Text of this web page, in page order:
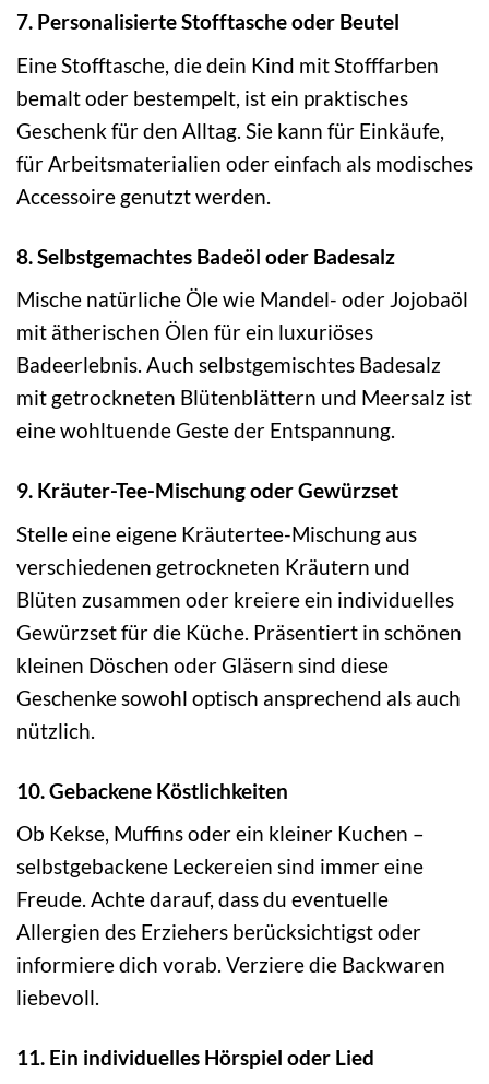
7. Personalisierte Stofftasche oder Beutel
Eine Stofftasche, die dein Kind mit Stofffarben
bemalt oder bestempelt, ist ein praktisches
Geschenk für den Alltag. Sie kann für Einkäufe,
für Arbeitsmaterialien oder einfach als modisches
Accessoire genutzt werden.
8. Selbstgemachtes Badeöl oder Badesalz
Mische natürliche Öle wie Mandel- oder Jojobaöl
mit ätherischen Ölen für ein luxuriöses
Badeerlebnis. Auch selbstgemischtes Badesalz
mit getrockneten Blütenblättern und Meersalz ist
eine wohltuende Geste der Entspannung.
9. Kräuter-Tee-Mischung oder Gewürzset
Stelle eine eigene Kräutertee-Mischung aus
verschiedenen getrockneten Kräutern und
Blüten zusammen oder kreiere ein individuelles
Gewürzset für die Küche. Präsentiert in schönen
kleinen Döschen oder Gläsern sind diese
Geschenke sowohl optisch ansprechend als auch
nützlich.
10. Gebackene Köstlichkeiten
Ob Kekse, Muffins oder ein kleiner Kuchen –
selbstgebackene Leckereien sind immer eine
Freude. Achte darauf, dass du eventuelle
Allergien des Erziehers berücksichtigst oder
informiere dich vorab. Verziere die Backwaren
liebevoll.
11. Ein individuelles Hörspiel oder Lied